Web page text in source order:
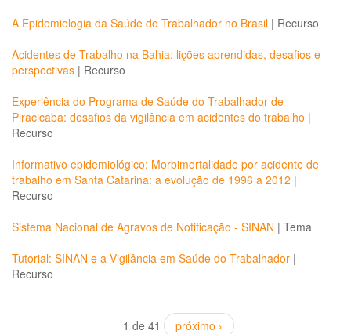
A Epidemiologia da Saúde do Trabalhador no Brasil | Recurso
Acidentes de Trabalho na Bahia: lições aprendidas, desafios e
perspectivas | Recurso
Experiência do Programa de Saúde do Trabalhador de
Piracicaba: desafios da vigilância em acidentes do trabalho |
Recurso
Informativo epidemiológico: Morbimortalidade por acidente de
trabalho em Santa Catarina: a evolução de 1996 a 2012 |
Recurso
Sistema Nacional de Agravos de Notificação - SINAN | Tema
Tutorial: SINAN e a Vigilância em Saúde do Trabalhador |
Recurso
1 de 41 próximo ›